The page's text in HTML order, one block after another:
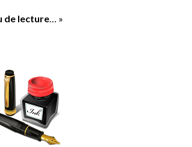
de lecture… »